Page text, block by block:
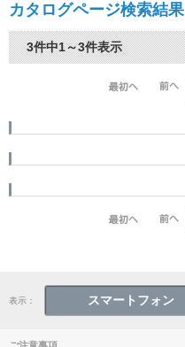
カタログページ検索結果
3件中1～3件表示
表示： スマートフォン